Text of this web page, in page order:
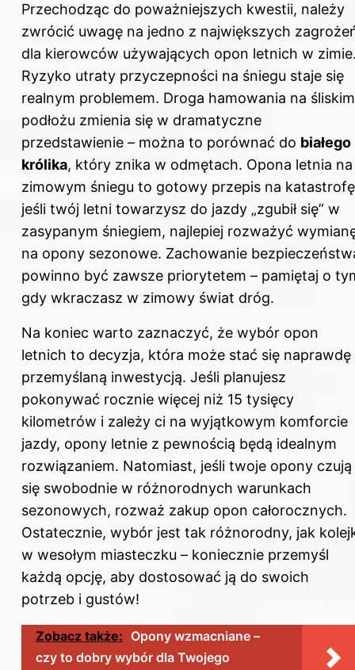
Przechodząc do poważniejszych kwestii, należy
zwrócić uwagę na jedno z największych
dla kierowców używających opon letnich w
Ryzyko utraty przyczepności na śniegu staje się
realnym problemem. Droga hamowania na śliskim
podłożu zmienia się w dramatyczne
przedstawienie – można to porównać do białego
królika, który znika w odmętach. Opona letnia na
zimowym śniegu to gotowy przepis na
jeśli twój letni towarzysz do jazdy „zgubił się” w
zasypanym śniegiem, najlepiej rozważyć
na opony sezonowe. Zachowanie
powinno być zawsze priorytetem – pamiętaj o
gdy wkraczasz w zimowy świat dróg.
Na koniec warto zaznaczyć, że wybór opon
letnich to decyzja, która może stać się naprawdę
przemyślaną inwestycją. Jeśli planujesz
pokonywać rocznie więcej niż 15 tysięcy
kilometrów i zależy ci na wyjątkowym komforcie
jazdy, opony letnie z pewnością będą idealnym
rozwiązaniem. Natomiast, jeśli twoje opony czują
się swobodnie w różnorodnych warunkach
sezonowych, rozważ zakup opon całorocznych.
Ostatecznie, wybór jest tak różnorodny, jak
w wesołym miasteczku – koniecznie przemyśl
każdą opcję, aby dostosować ją do swoich
potrzeb i gustów!
Zobacz także: Opony wzmacniane –
czy to dobry wybór dla Twojego